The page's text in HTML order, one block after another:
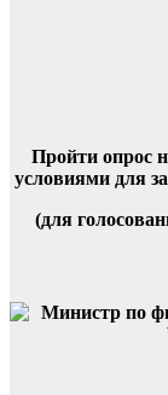
Пройти опрос
условиями для
(для